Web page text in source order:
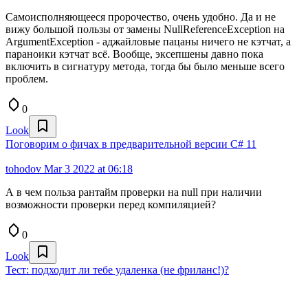
Самоисполняющееся пророчество, очень удобно. Да и не
вижу большой пользы от замены NullReferenceException на
ArgumentException - аджайловые пацаны ничего не кэтчат, а
параноики кэтчат всё. Вообще, эксепшены давно пока
включить в сигнатуру метода, тогда бы было меньше всего
проблем.
0
Look
Поговорим о фичах в предварительной версии C# 11
tohodov Mar 3 2022 at 06:18
А в чем польза рантайм проверки на null при наличии
возможности проверки перед компиляцией?
0
Look
Тест: подходит ли тебе удаленка (не фриланс!)?